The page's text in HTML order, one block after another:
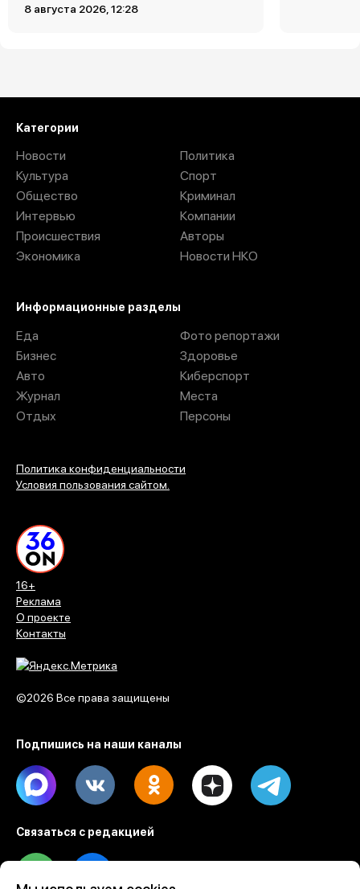
8 августа 2026, 12:28
16+
Реклама
О проекте
Контакты
©2026 Все права защищены
Категории
Новости
Культура
Общество
Интервью
Происшествия
Экономика
Политика
Спорт
Криминал
Компании
Авторы
Новости НКО
Информационные разделы
Еда
Бизнес
Авто
Журнал
Отдых
Фото репортажи
Здоровье
Киберспорт
Места
Персоны
Политика конфиденциальности
Условия пользования сайтом.
Подпишись на наши каналы
Max Dzen
Связаться с редакцией
Tel Email